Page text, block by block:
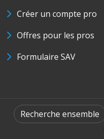
Créer un compte pro
Offres pour les pros
Formulaire SAV
Recherche ensemble